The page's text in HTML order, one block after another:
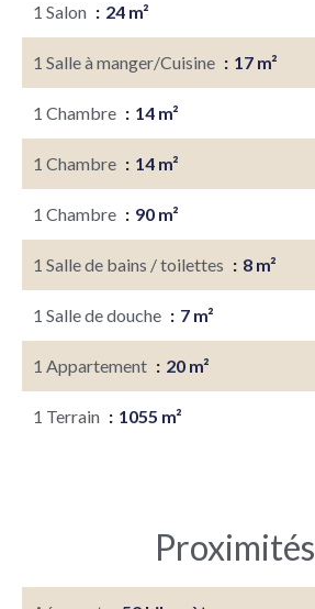
1 Salon 24 m²
1 Salle à manger/Cuisine 17 m²
1 Chambre 14 m²
1 Chambre 14 m²
1 Chambre 90 m²
1 Salle de bains / toilettes 8 m²
1 Salle de douche 7 m²
1 Appartement 20 m²
1 Terrain 1055 m²
Proximités